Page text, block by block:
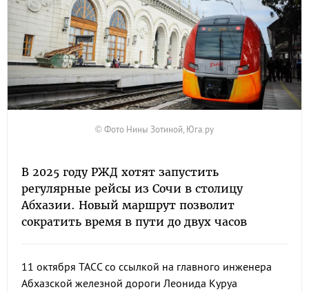
© Фото Нины Зотиной, Юга.ру
В 2025 году РЖД хотят запустить
регулярные рейсы из Сочи в столицу
Абхазии. Новый маршрут позволит
сократить время в пути до двух часов
11 октября ТАСС со ссылкой на главного инженера
Абхазской железной дороги Леонида Куруа